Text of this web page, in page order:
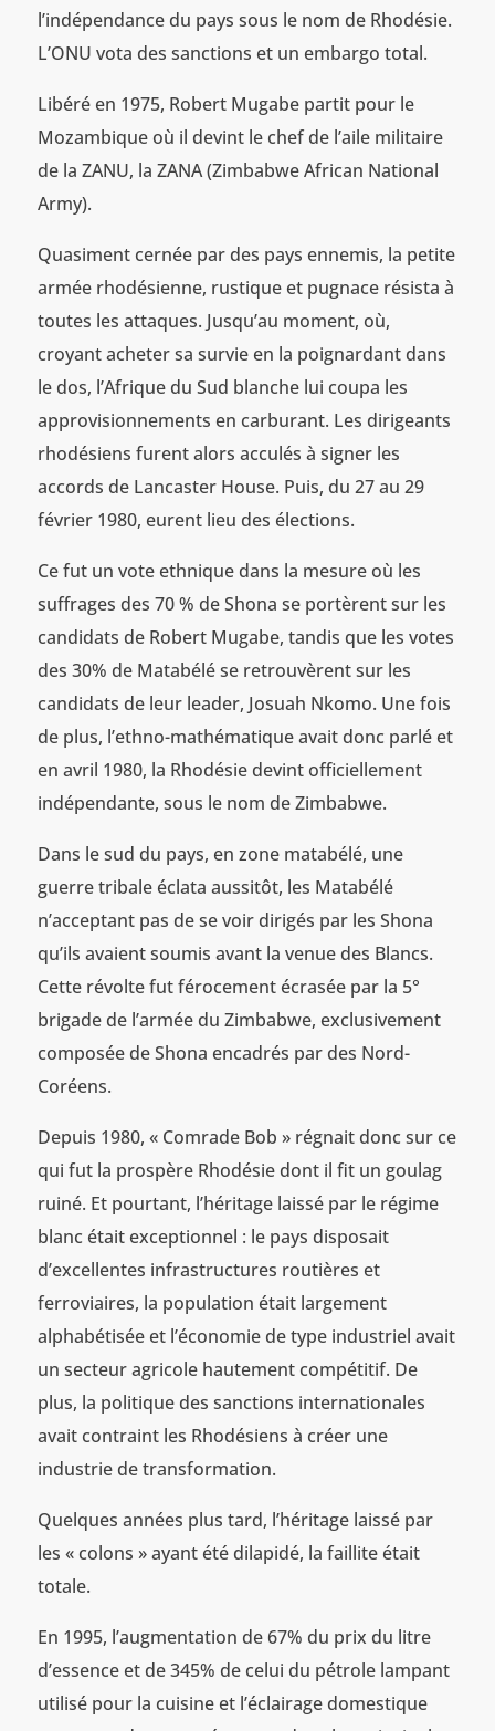
l’indépendance du pays sous le nom de Rhodésie.
L’ONU vota des sanctions et un embargo total.
Libéré en 1975, Robert Mugabe partit pour le
Mozambique où il devint le chef de l’aile militaire
de la ZANU, la ZANA (Zimbabwe African National
Army).
Quasiment cernée par des pays ennemis, la petite
armée rhodésienne, rustique et pugnace résista à
toutes les attaques. Jusqu’au moment, où,
croyant acheter sa survie en la poignardant dans
le dos, l’Afrique du Sud blanche lui coupa les
approvisionnements en carburant. Les dirigeants
rhodésiens furent alors acculés à signer les
accords de Lancaster House. Puis, du 27 au 29
février 1980, eurent lieu des élections.
Ce fut un vote ethnique dans la mesure où les
suffrages des 70 % de Shona se portèrent sur les
candidats de Robert Mugabe, tandis que les votes
des 30% de Matabélé se retrouvèrent sur les
candidats de leur leader, Josuah Nkomo. Une fois
de plus, l’ethno-mathématique avait donc parlé et
en avril 1980, la Rhodésie devint officiellement
indépendante, sous le nom de Zimbabwe.
Dans le sud du pays, en zone matabélé, une
guerre tribale éclata aussitôt, les Matabélé
n’acceptant pas de se voir dirigés par les Shona
qu’ils avaient soumis avant la venue des Blancs.
Cette révolte fut férocement écrasée par la 5°
brigade de l’armée du Zimbabwe, exclusivement
composée de Shona encadrés par des Nord-
Coréens.
Depuis 1980, « Comrade Bob » régnait donc sur ce
qui fut la prospère Rhodésie dont il fit un goulag
ruiné. Et pourtant, l’héritage laissé par le régime
blanc était exceptionnel : le pays disposait
d’excellentes infrastructures routières et
ferroviaires, la population était largement
alphabétisée et l’économie de type industriel avait
un secteur agricole hautement compétitif. De
plus, la politique des sanctions internationales
avait contraint les Rhodésiens à créer une
industrie de transformation.
Quelques années plus tard, l’héritage laissé par
les « colons » ayant été dilapidé, la faillite était
totale.
En 1995, l’augmentation de 67% du prix du litre
d’essence et de 345% de celui du pétrole lampant
utilisé pour la cuisine et l’éclairage domestique